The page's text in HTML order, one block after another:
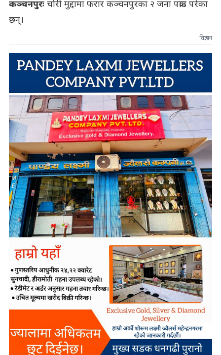
कञ्चनपुरः चोरी मुद्दामा फरार कञ्चनपुरका २ जना पक्राउ परेका
छन्।
विज्ञापन